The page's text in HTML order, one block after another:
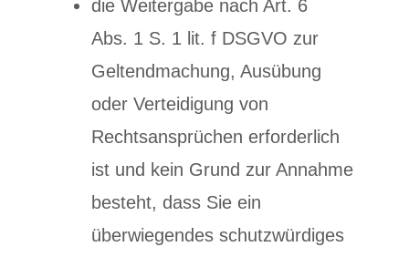
die Weitergabe nach Art. 6
Abs. 1 S. 1 lit. f DSGVO zur
Geltendmachung, Ausübung
oder Verteidigung von
Rechtsansprüchen erforderlich
ist und kein Grund zur Annahme
besteht, dass Sie ein
überwiegendes schutzwürdiges